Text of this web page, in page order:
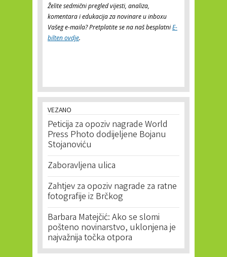
Želite sedmični pregled vijesti, analiza,
komentara i edukacija za novinare u inboxu
Vašeg e-maila? Pretplatite se na naš besplatniE-
bilten ovdje.
VEZANO
Peticija za opoziv nagrade World
Press Photo dodijeljene Bojanu
Stojanoviću
Zaboravljena ulica
Zahtjev za opoziv nagrade za ratne
fotografije iz Brčkog
Barbara Matejčić: Ako se slomi
pošteno novinarstvo, uklonjena je
najvažnija točka otpora